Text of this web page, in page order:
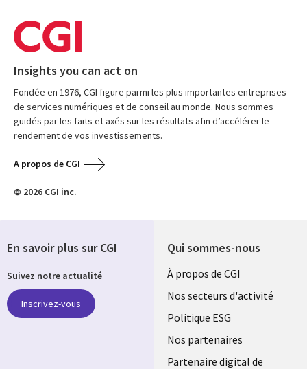
Insights you can act on
Fondée en 1976, CGI figure parmi les plus importantes entreprises
de services numériques et de conseil au monde. Nous sommes
guidés par les faits et axés sur les résultats afin d’accélérer le
rendement de vos investissements.
A propos de CGI
© 2026 CGI inc.
Qui sommes-nous
Useful
links
FRANCE
À propos de CGI
Nos secteurs d'activité
Politique ESG
Nos partenaires
Partenaire digital de
En savoir plus sur CGI
Suivez notre actualité
Inscrivez-vous